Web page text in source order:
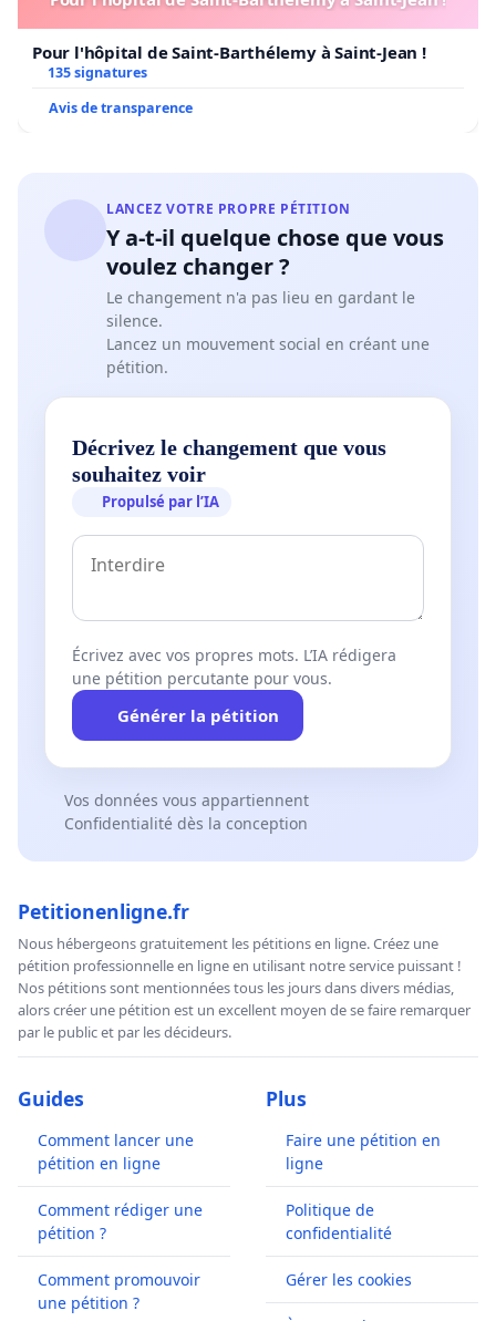
Pour l'hôpital de Saint-Barthélemy à Saint-Jean !
135 signatures
Avis de transparence
LANCEZ VOTRE PROPRE PÉTITION
Y a-t-il quelque chose que vous
voulez changer ?
Le changement n'a pas lieu en gardant le
silence.
Lancez un mouvement social en créant une
pétition.
Décrivez le changement que vous
souhaitez voir
Propulsé par l’IA
Écrivez avec vos propres mots. L’IA rédigera
une pétition percutante pour vous.
Générer la pétition
Vos données vous appartiennent
Confidentialité dès la conception
Petitionenligne.fr
Nous hébergeons gratuitement les pétitions en ligne. Créez une
pétition professionnelle en ligne en utilisant notre service puissant !
Nos pétitions sont mentionnées tous les jours dans divers médias,
alors créer une pétition est un excellent moyen de se faire remarquer
par le public et par les décideurs.
Guides
Comment lancer une
pétition en ligne
Comment rédiger une
pétition ?
Comment promouvoir
une pétition ?
Plus
Faire une pétition en
ligne
Politique de
confidentialité
Gérer les cookies